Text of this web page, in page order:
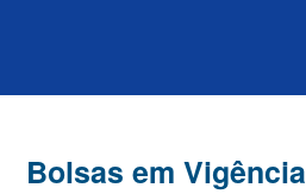
Bolsas em Vigência